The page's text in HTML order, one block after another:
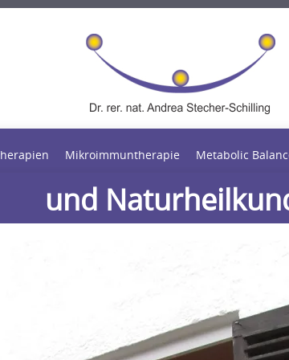
Mikroimmuntherapie Metabolic
für klassische
und